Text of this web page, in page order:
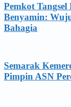
Pemkot
Benyamin:
Bahagia
Semarak
Pimpin ASN